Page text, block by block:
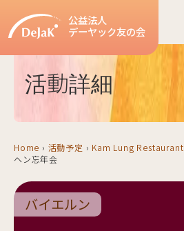
公益法人
デーヤック友の会
活動詳細
Home › 活動予定 › Kam Lung Restaurant
ヘン忘年会
バイエルン